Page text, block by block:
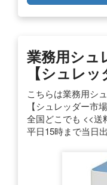
業務用シュ
【シュレッ
こちらは業務用シ
【シュレッダー市
全国どこでも <<送
平日15時まで当日